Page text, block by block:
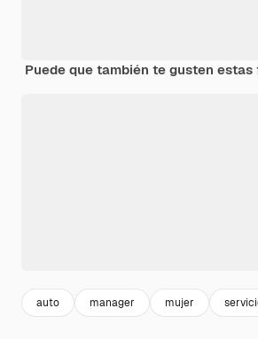
Puede que también te gusten estas
auto manager mujer